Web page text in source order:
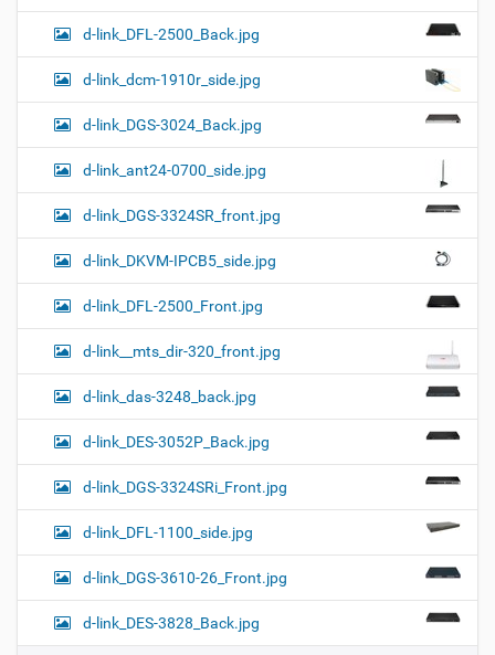
d-link_DFL-2500_Back.jpg
d-link_dcm-1910r_side.jpg
d-link_DGS-3024_Back.jpg
d-link_ant24-0700_side.jpg
d-link_DGS-3324SR_front.jpg
d-link_DKVM-IPCB5_side.jpg
d-link_DFL-2500_Front.jpg
d-link__mts_dir-320_front.jpg
d-link_das-3248_back.jpg
d-link_DES-3052P_Back.jpg
d-link_DGS-3324SRi_Front.jpg
d-link_DFL-1100_side.jpg
d-link_DGS-3610-26_Front.jpg
d-link_DES-3828_Back.jpg